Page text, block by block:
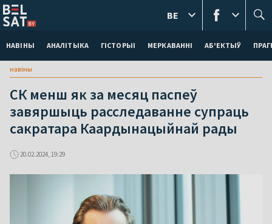
НАВІНЫ АНАЛІТЫКА ГІСТОРЫІ МЕРКАВАННI АБ'ЕКТЫЎ
BE
навіны
СК менш як за месяц паспеў
завяршыць расследаванне супраць
сакратара Каардынацыйнай рады
20.02.2024, 19:29